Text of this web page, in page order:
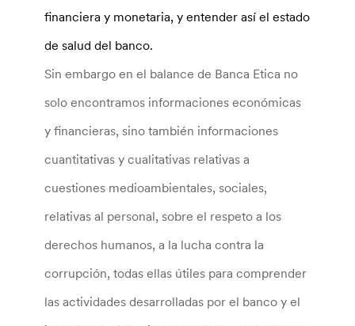
financiera y monetaria, y entender así el estado
de salud del banco.
Sin embargo en el balance de Banca Etica no
solo encontramos informaciones económicas
y financieras, sino también informaciones
cuantitativas y cualitativas relativas a
cuestiones medioambientales, sociales,
relativas al personal, sobre el respeto a los
derechos humanos, a la lucha contra la
corrupción, todas ellas útiles para comprender
las actividades desarrolladas por el banco y el